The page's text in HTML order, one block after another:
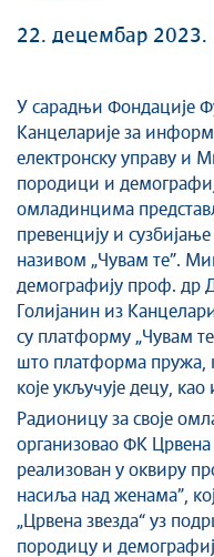
22. децембар 2023.
У сарадњи Фондације
Канцеларије за
електронску управу и
породици и
омладинцима
превенцију и
називом „Чувам те”.
демографију проф. др
Голијанин из
су платформу „Чувам
што платформа пружа,
које укључује децу,
Радионицу за своје
организовао ФК Црвена
реализован у оквиру
насиља над женама”,
„Црвена звезда“ уз
породицу и